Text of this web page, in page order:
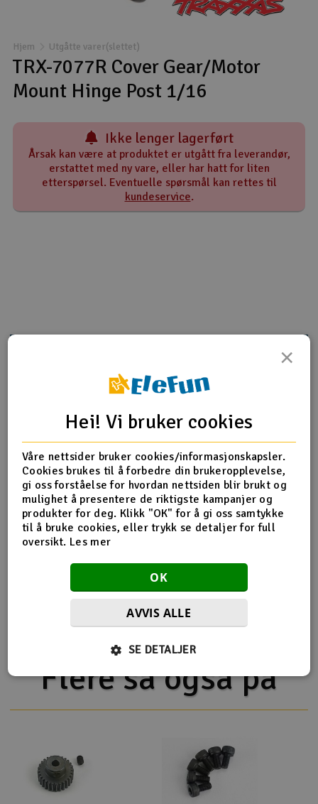
Droner
Droner for FPV
Helikopter
Kamerautstyr
Radioutstyr
Raketter
Smarthjem, lek & hobby
Solenergi
Sparkesykler & elkjøretøy
Verktøy, utstyr & tilbehør
Gavekort
Hjem Utgåtte varer(slettet)
TRX-7077R Cover Gear/Motor
Mount Hinge Post 1/16
Ikke lenger lagerført
Årsak kan være at produktet er utgått fra leverandør,
erstattet med ny vare, eller har hatt for liten
etterspørsel. Eventuelle spørsmål kan rettes til
kundeservice.
Produktinformasjon
Cover Gear/Motor Mount Hinge Post 3x10mm CS
Flere detaljer
Produktet er
Traxxas E-Revo 1/16 4WD Brushed
RTR - Green
Traxxas E-Revo 1/16 4WD Brushed
RTR TQ - Blue
Flere så også på
×
Hei! Vi bruker cookies
Våre nettsider bruker cookies/informasjonskapsler.
Cookies brukes til å forbedre din brukeropplevelse,
gi oss forståelse for hvordan nettsiden blir brukt og
mulighet å presentere de riktigste kampanjer og
produkter for deg. Klikk "OK" for å gi oss samtykke
til å bruke cookies, eller trykk se detaljer for full
oversikt. Les mer
OK
AVVIS ALLE
SE DETALJER